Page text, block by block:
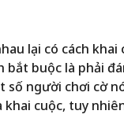
lại có cách khai
bắt buộc là phải
số người chơi cờ
khai cuộc, tuy